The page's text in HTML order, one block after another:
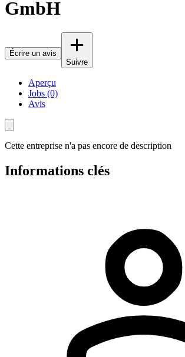
GmbH
Écrire un avis
Suivre
Aperçu
Jobs (0)
Avis
Cette entreprise n'a pas encore de description
Informations clés